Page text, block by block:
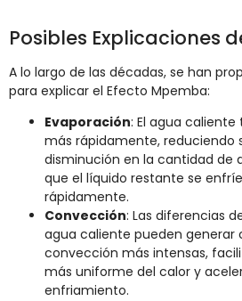
Posibles Explicaciones
A lo largo de las décadas, se han
para explicar el Efecto Mpemba:
Evaporación: El agua
más rápidamente, reduciendo
disminución en la cantidad de
que el líquido restante se
rápidamente.
Convección: Las diferencias
agua caliente pueden generar
convección más intensas,
más uniforme del calor y
enfriamiento.